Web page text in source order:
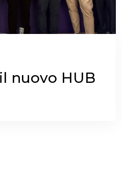
nuovo HUB